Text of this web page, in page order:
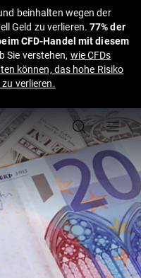
beinhalten wegen der
Geld zu verlieren.77% der
CFD-Handel mit diesem
Sie verstehen, wie CFDs
können, das hohe Risiko
verlieren.